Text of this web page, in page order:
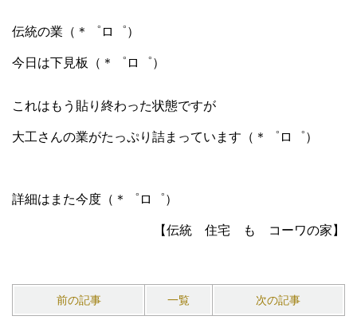
伝統の業（＊゜ロ゜）
今日は下見板（＊゜ロ゜）
これはもう貼り終わった状態ですが
大工さんの業がたっぷり詰まっています（＊゜ロ゜）
詳細はまた今度（＊゜ロ゜）
【伝統 住宅 も コーワの家】
前の記事 一覧 次の記事